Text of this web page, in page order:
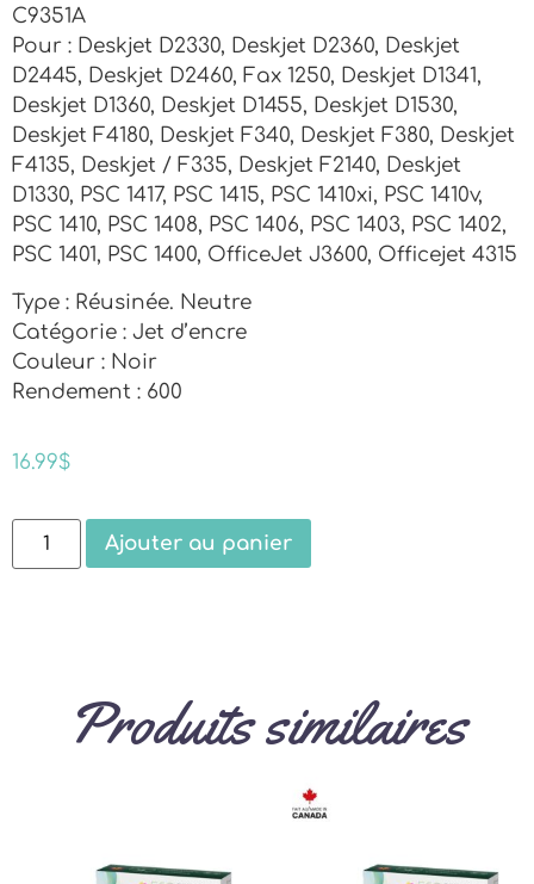
C9351A
Pour : Deskjet D2330, Deskjet D2360, Deskjet
D2445, Deskjet D2460, Fax 1250, Deskjet D1341,
Deskjet D1360, Deskjet D1455, Deskjet D1530,
Deskjet F4180, Deskjet F340, Deskjet F380, Deskjet
F4135, Deskjet / F335, Deskjet F2140, Deskjet
D1330, PSC 1417, PSC 1415, PSC 1410xi, PSC 1410v,
PSC 1410, PSC 1408, PSC 1406, PSC 1403, PSC 1402,
PSC 1401, PSC 1400, OfficeJet J3600, Officejet 4315
Type : Réusinée. Neutre
Catégorie : Jet d’encre
Couleur : Noir
Rendement : 600
16.99$
Ajouter au panier
Produits similaires